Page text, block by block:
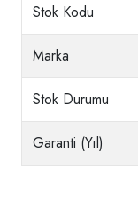
Stok Kodu
Marka
Stok Durumu
Garanti (Yıl)